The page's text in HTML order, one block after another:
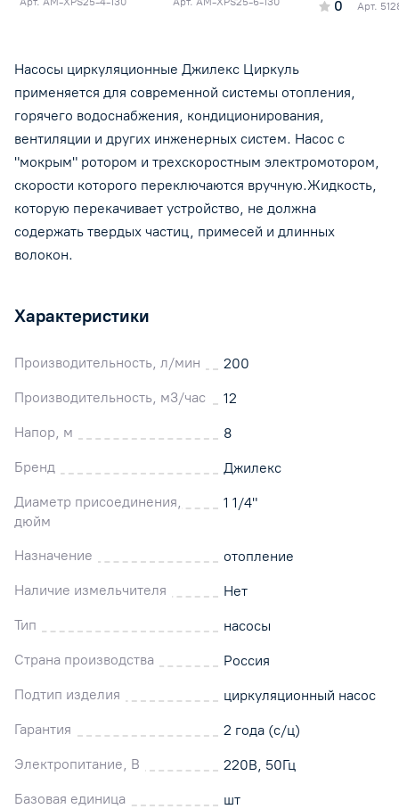
0 Арт.
Насосы циркуляционные Джилекс Циркуль
применяется для современной системы отопления,
горячего водоснабжения, кондиционирования,
вентиляции и других инженерных систем. Насос с
"мокрым" ротором и трехскоростным электромотором,
скорости которого переключаются вручную.Жидкость,
которую перекачивает устройство, не должна
содержать твердых частиц, примесей и длинных
волокон.
Характеристики
Производительность, л/мин
200
Производительность, м3/час
12
Напор, м
8
Бренд
Джилекс
Диаметр присоединения,
дюйм
1 1/4"
Назначение
отопление
Наличие измельчителя
Нет
Тип
насосы
Страна производства
Россия
Подтип изделия
циркуляционный насос
Гарантия
2 года (с/ц)
Электропитание, В
220В, 50Гц
Базовая единица
шт